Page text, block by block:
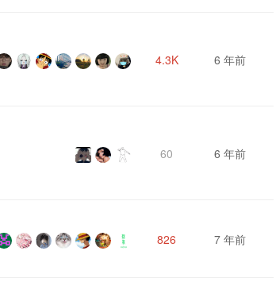
4.3K 6 年前
60 6 年前
826 7 年前